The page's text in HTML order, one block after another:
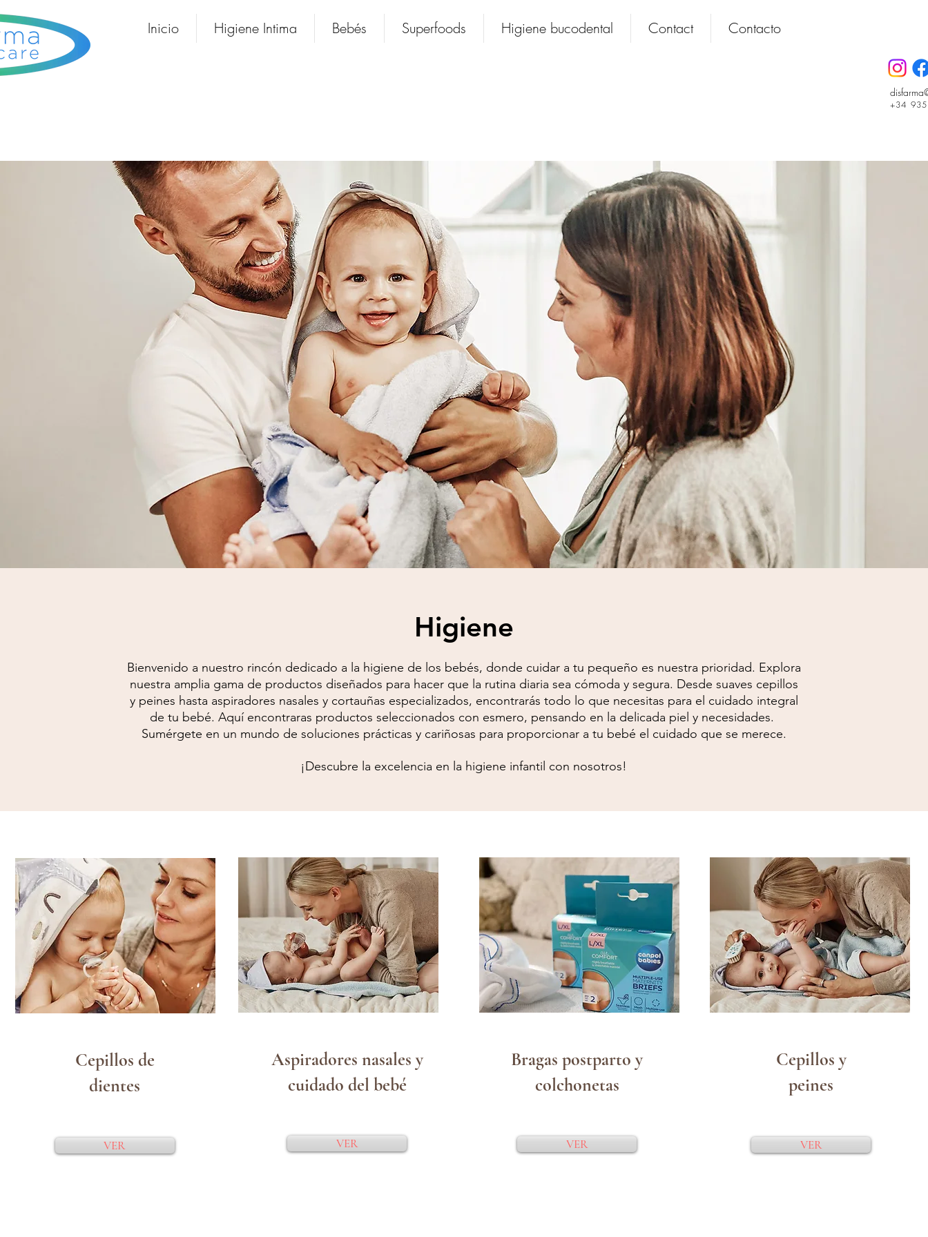
Inicio Higiene Intima Bebés Superfoods Higiene bucodental Contact Contacto
+34
Higiene
Bienvenido a nuestro rincón dedicado a la higiene de los bebés, donde cuidar a tu pequeño es nuestra prioridad. Explora
nuestra amplia gama de productos diseñados para hacer que la rutina diaria sea cómoda y segura. Desde suaves cepillos
y peines hasta aspiradores nasales y cortauñas especializados, encontrarás todo lo que necesitas para el cuidado integral
de tu bebé. Aquí encontraras productos seleccionados con esmero, pensando en la delicada piel y necesidades.
Sumérgete en un mundo de soluciones prácticas y cariñosas para proporcionar a tu bebé el cuidado que se merece.
¡Descubre la excelencia en la higiene infantil con nosotros!
Cepillos de
dientes
VER
Aspiradores nasales y
cuidado del bebé
VER
Bragas postparto y
colchonetas
VER
Cepillos y
peines
VER